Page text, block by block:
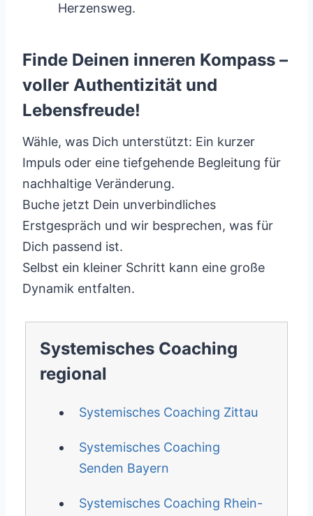
Herzensweg.
Finde Deinen inneren Kompass –
voller Authentizität und
Lebensfreude!
Wähle, was Dich unterstützt: Ein kurzer
Impuls oder eine tiefgehende Begleitung für
nachhaltige Veränderung.
Buche jetzt Dein unverbindliches
Erstgespräch und wir besprechen, was für
Dich passend ist.
Selbst ein kleiner Schritt kann eine große
Dynamik entfalten.
Systemisches Coaching
regional
Systemisches Coaching Zittau
Systemisches Coaching
Senden Bayern
Systemisches Coaching Rhein-